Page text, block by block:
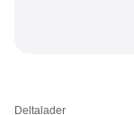
Deltalader